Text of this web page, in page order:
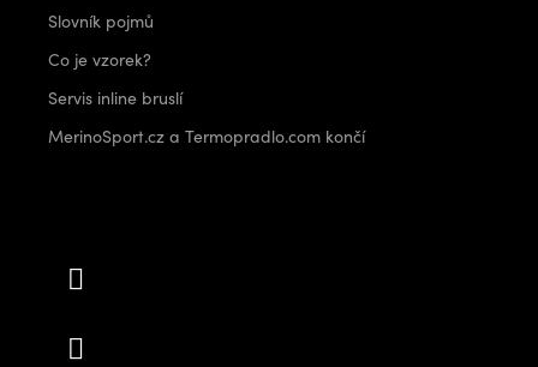
Slovník pojmů
Co je vzorek?
Servis inline bruslí
MerinoSport.cz a Termopradlo.com končí